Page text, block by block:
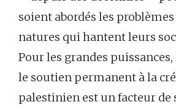
soient abordés les
natures qui hantent leurs
Pour les grandes
le soutien permanent à la
palestinien est un facteur de